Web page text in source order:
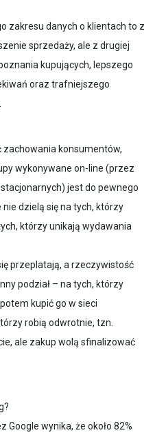
zakresu danych o klientach to z
sprzedaży, ale z drugiej
kupujących, lepszego
oraz trafniejszego
zachowania konsumentów,
wykonywane on-line (przez
jest do pewnego
dzielą się na tych, którzy
którzy unikają wydawania
przeplatają, a rzeczywistość
podział – na tych, którzy
kupić go w sieci
robią odwrotnie, tzn.
ale zakup wolą sfinalizować
Google wynika, że około 82%